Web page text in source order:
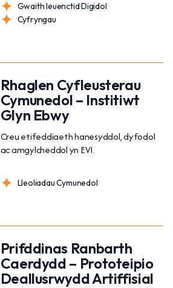
Gwaith Ieuenctid Digidol
Cyfryngau
Rhaglen Cyfleusterau
Cymunedol – Institiwt
Glyn Ebwy
Creu etifeddiaeth hanesyddol, dyfodol
ac amgylcheddol yn EVI.
Lleoliadau Cymunedol
Prifddinas Ranbarth
Caerdydd – Prototeipio
Deallusrwydd Artiffisial